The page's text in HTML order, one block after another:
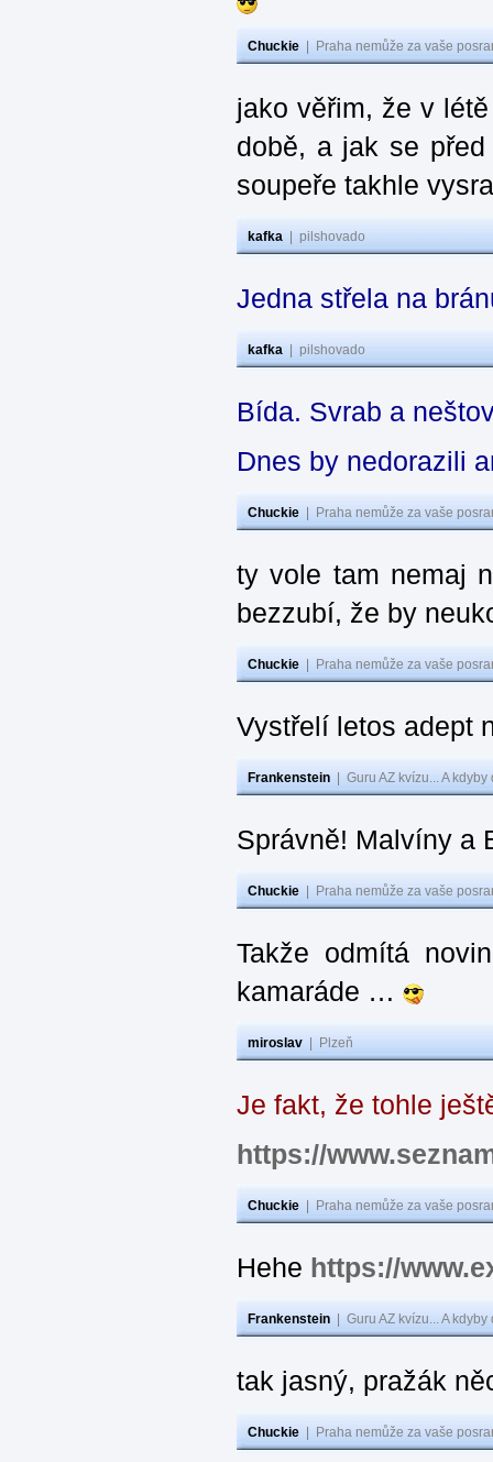
Chuckie Praha nemůže za vaše
jako věřim, že v
době, a jak se
soupeře takhle
kafka pilshovado
Jedna střela na
kafka pilshovado
Bída. Svrab a
Dnes by nedorazili
Chuckie Praha nemůže za vaše
ty vole tam nemaj
bezzubí, že by
Chuckie Praha nemůže za vaše
Vystřelí letos adept
Frankenstein Guru AZ kvízu... A
Správně! Malvíny a
Chuckie Praha nemůže za vaše
Takže odmítá
kamaráde …
miroslav Plzeň
Je fakt, že tohle
https://
Chuckie Praha nemůže za vaše
Hehe https://
Frankenstein Guru AZ kvízu... A
tak jasný, pražák
Chuckie Praha nemůže za vaše